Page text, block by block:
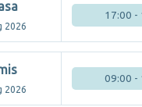
2026
17:00 -
2026
09:00 -